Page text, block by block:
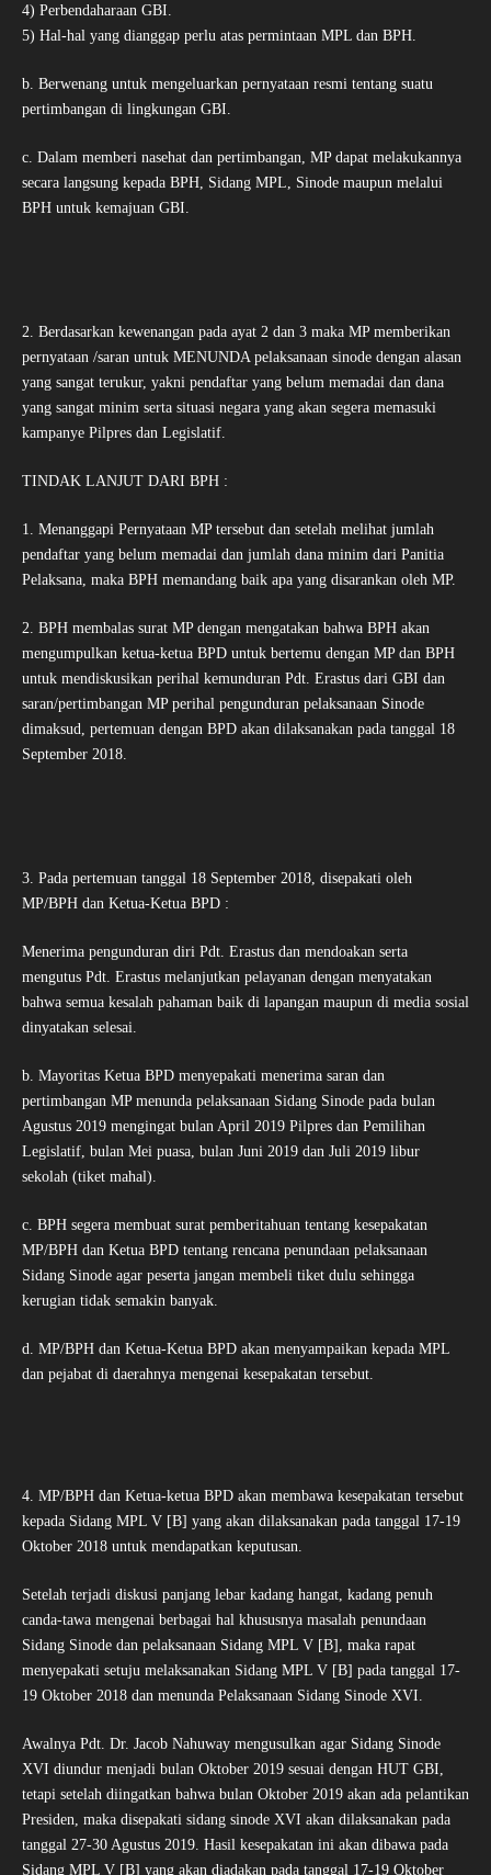
4) Perbendaharaan GBI.
5) Hal-hal yang dianggap perlu atas permintaan MPL dan BPH.
b. Berwenang untuk mengeluarkan pernyataan resmi tentang suatu
pertimbangan di lingkungan GBI.
c. Dalam memberi nasehat dan pertimbangan, MP dapat melakukannya
secara langsung kepada BPH, Sidang MPL, Sinode maupun melalui
BPH untuk kemajuan GBI.
2. Berdasarkan kewenangan pada ayat 2 dan 3 maka MP memberikan
pernyataan /saran untuk MENUNDA pelaksanaan sinode dengan alasan
yang sangat terukur, yakni pendaftar yang belum memadai dan dana
yang sangat minim serta situasi negara yang akan segera memasuki
kampanye Pilpres dan Legislatif.
TINDAK LANJUT DARI BPH :
1. Menanggapi Pernyataan MP tersebut dan setelah melihat jumlah
pendaftar yang belum memadai dan jumlah dana minim dari Panitia
Pelaksana, maka BPH memandang baik apa yang disarankan oleh MP.
2. BPH membalas surat MP dengan mengatakan bahwa BPH akan
mengumpulkan ketua-ketua BPD untuk bertemu dengan MP dan BPH
untuk mendiskusikan perihal kemunduran Pdt. Erastus dari GBI dan
saran/pertimbangan MP perihal pengunduran pelaksanaan Sinode
dimaksud, pertemuan dengan BPD akan dilaksanakan pada tanggal 18
September 2018.
3. Pada pertemuan tanggal 18 September 2018, disepakati oleh
MP/BPH dan Ketua-Ketua BPD :
Menerima pengunduran diri Pdt. Erastus dan mendoakan serta
mengutus Pdt. Erastus melanjutkan pelayanan dengan menyatakan
bahwa semua kesalah pahaman baik di lapangan maupun di media sosial
dinyatakan selesai.
b. Mayoritas Ketua BPD menyepakati menerima saran dan
pertimbangan MP menunda pelaksanaan Sidang Sinode pada bulan
Agustus 2019 mengingat bulan April 2019 Pilpres dan Pemilihan
Legislatif, bulan Mei puasa, bulan Juni 2019 dan Juli 2019 libur
sekolah (tiket mahal).
c. BPH segera membuat surat pemberitahuan tentang kesepakatan
MP/BPH dan Ketua BPD tentang rencana penundaan pelaksanaan
Sidang Sinode agar peserta jangan membeli tiket dulu sehingga
kerugian tidak semakin banyak.
d. MP/BPH dan Ketua-Ketua BPD akan menyampaikan kepada MPL
dan pejabat di daerahnya mengenai kesepakatan tersebut.
4. MP/BPH dan Ketua-ketua BPD akan membawa kesepakatan tersebut
kepada Sidang MPL V [B] yang akan dilaksanakan pada tanggal 17-19
Oktober 2018 untuk mendapatkan keputusan.
Setelah terjadi diskusi panjang lebar kadang hangat, kadang penuh
canda-tawa mengenai berbagai hal khususnya masalah penundaan
Sidang Sinode dan pelaksanaan Sidang MPL V [B], maka rapat
menyepakati setuju melaksanakan Sidang MPL V [B] pada tanggal 17-
19 Oktober 2018 dan menunda Pelaksanaan Sidang Sinode XVI.
Awalnya Pdt. Dr. Jacob Nahuway mengusulkan agar Sidang Sinode
XVI diundur menjadi bulan Oktober 2019 sesuai dengan HUT GBI,
tetapi setelah diingatkan bahwa bulan Oktober 2019 akan ada pelantikan
Presiden, maka disepakati sidang sinode XVI akan dilaksanakan pada
tanggal 27-30 Agustus 2019. Hasil kesepakatan ini akan dibawa pada
Sidang MPL V [B] yang akan diadakan pada tanggal 17-19 Oktober